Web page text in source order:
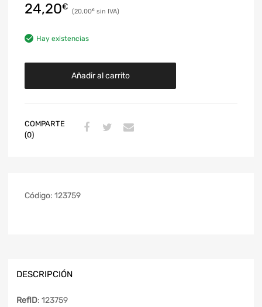
24,20€ 20,00€
Hay existencias
Añadir al carrito
COMPARTE
(0)
Código: 123759
DESCRIPCIÓN
RefID: 123759